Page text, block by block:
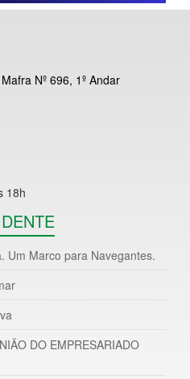
Nº 696, 1º Andar
18h
Um Marco para Navegantes.
DO EMPRESARIADO